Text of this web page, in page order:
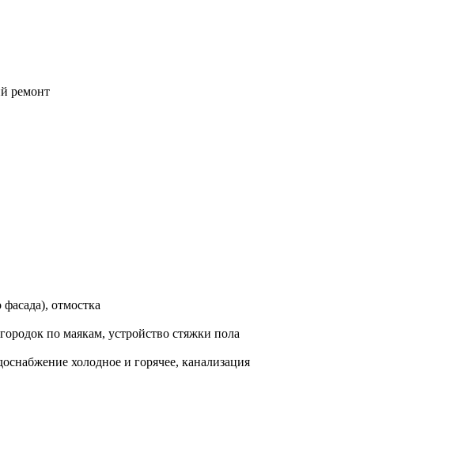
ремонт
отмостка
по маякам, устройство стяжки пола
холодное и горячее, канализация